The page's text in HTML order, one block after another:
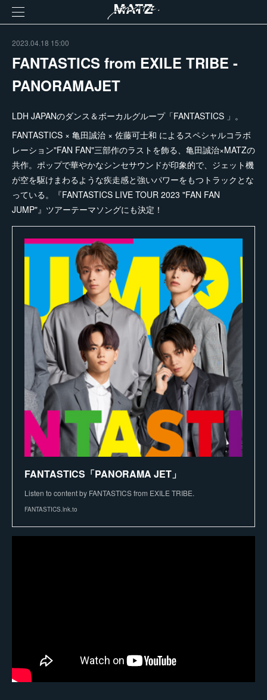
2023.04.18 15:00
FANTASTICS from EXILE TRIBE -
PANORAMAJET
LDH JAPANのダンス＆ボーカルグループ「FANTASTICS 」。
FANTASTICS × 亀田誠治 × 佐藤可士和 によるスペシャルコラボ
レーション"FAN FAN"三部作のラストを飾る、亀田誠治×MATZの
共作。ポップで華やかなシンセサウンドが印象的で、ジェット機
が空を駆けまわるような疾走感と強いパワーをもつトラックとな
っている。『FANTASTICS LIVE TOUR 2023 "FAN FAN
JUMP"』ツアーテーマソングにも決定！
FANTASTICS「PANORAMA JET」
Listen to content by FANTASTICS from EXILE TRIBE.
FANTASTICS.lnk.to